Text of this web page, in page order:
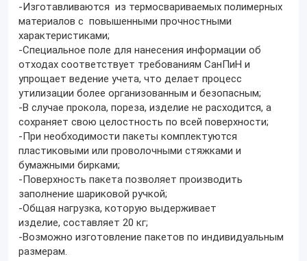
-Изготавливаются из термосвариваемых полимерных
материалов с повышенными прочностными
характеристиками;
-Специальное поле для нанесения информации об
отходах соответствует требованиям СанПиН и
упрощает ведение учета, что делает процесс
утилизации более организованным и безопасным;
-В случае прокола, пореза, изделие не расходится, а
сохраняет свою целостность по всей поверхности;
-При необходимости пакеты комплектуются
пластиковыми или проволочными стяжками и
бумажными бирками;
-Поверхность пакета позволяет производить
заполнение шариковой ручкой;
-Общая нагрузка, которую выдерживает
изделие, составляет 20 кг;
-Возможно изготовление пакетов по индивидуальным
размерам.